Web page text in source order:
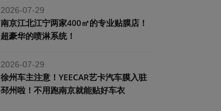
2026-07-29
南京江北江宁两家400㎡的专业贴膜店！
超豪华的喷淋系统！
2026-07-29
​徐州车主注意！YEECAR艺卡汽车膜入驻
邳州啦！不用跑南京就能贴好车衣